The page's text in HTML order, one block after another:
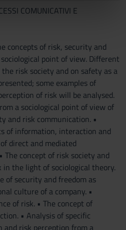
di analisi dei dati web,
quali potrebbero combinarle
loro servizi.
COMUNICATIVI E
concepts of risk, security and
point of view. Different
risk society and on safety as a
some examples of
of risk will be analysed.
a sociological point of view of
and risk communication. •
of information, interaction and
direct and mediated
The concept of risk society and
the light of sociological theory.
of security and freedom as
culture of a company. •
of risk. • The concept of
• Analysis of specific
and risk perception from a